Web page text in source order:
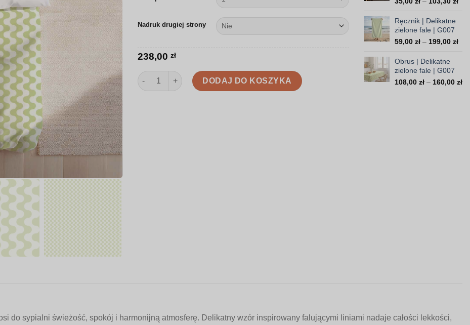
Nadruk drugiej strony
238,00 zł
ilość Pościel | Delikatne zielone fale | G007
DODAJ DO KOSZYKA
do
Ręcznik | Delikatne
zielone fale | G007
59,00 zł – 199,00 zł
do
Obrus | Delikatne
zielone fale | G007
108,00 zł – 160,00 zł
do sypialni świeżość, spokój i harmonijną atmosferę. Delikatny wzór inspirowany falującymi liniami nadaje całości lekkości,